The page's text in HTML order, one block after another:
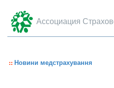
Ассоциация
Новини медстрахування